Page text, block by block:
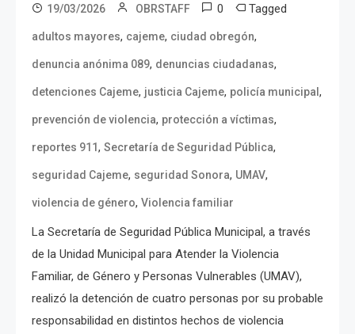
19/03/2026 OBRSTAFF 0 Tagged
adultos mayores, cajeme, ciudad obregón,
denuncia anónima 089, denuncias ciudadanas,
detenciones Cajeme, justicia Cajeme, policía municipal ,
prevención de violencia, protección a víctimas,
reportes 911, Secretaría de Seguridad Pública,
seguridad Cajeme, seguridad Sonora, UMAV,
violencia de género, Violencia familiar
La Secretaría de Seguridad Pública Municipal, a través
de la Unidad Municipal para Atender la Violencia
Familiar, de Género y Personas Vulnerables (UMAV),
realizó la detención de cuatro personas por su probable
responsabilidad en distintos hechos de violencia